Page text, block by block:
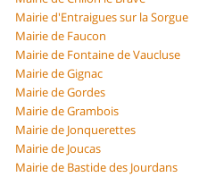
Mairie d'Entraigues sur la Sorgue
Mairie de Faucon
Mairie de Fontaine de Vaucluse
Mairie de Gignac
Mairie de Gordes
Mairie de Grambois
Mairie de Jonquerettes
Mairie de Joucas
Mairie de Bastide des Jourdans